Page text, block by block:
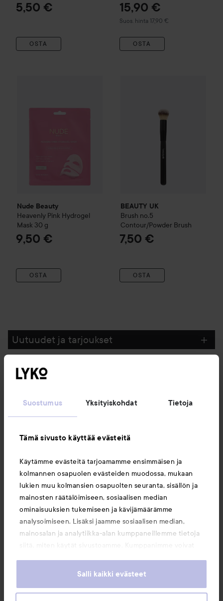
Suostumus Yksityiskohdat Tietoja
Tämä sivusto käyttää evästeitä
Käytämme evästeitä tarjoamamme ensimmäisen ja
kolmannen osapuolen evästeiden muodossa, mukaan
lukien muu kolmansien osapuolten seuranta, sisällön ja
mainosten räätälöimiseen, sosiaalisen median
ominaisuuksien tukemiseen ja kävijämäärämme
analysoimiseen. Lisäksi jaamme sosiaalisen median,
mainosalan ja analytiikka-alan kumppaneillemme tietoja
heille tai joita on kerätty, kun olet käyttänyt heidän
evästeiden käytön.
Salli kaikki evästeet
5,50 €
OSTA
15,90 €
Suos. hinta 17,90 €
Suositeltu hinta 17,90 €
OSTA
Nude Beauty
Heavenly Pink Hydrogel
Mask 30 g
9,50 €
OSTA
BEAUTY UK
Brush no.5
Contour/Powder Brush
7,50 €
OSTA
Uutuudet ja tarjoukset
Seuraa meitä
Asiakaspalvelu
Tietoja
Saattaisit myös tykätä